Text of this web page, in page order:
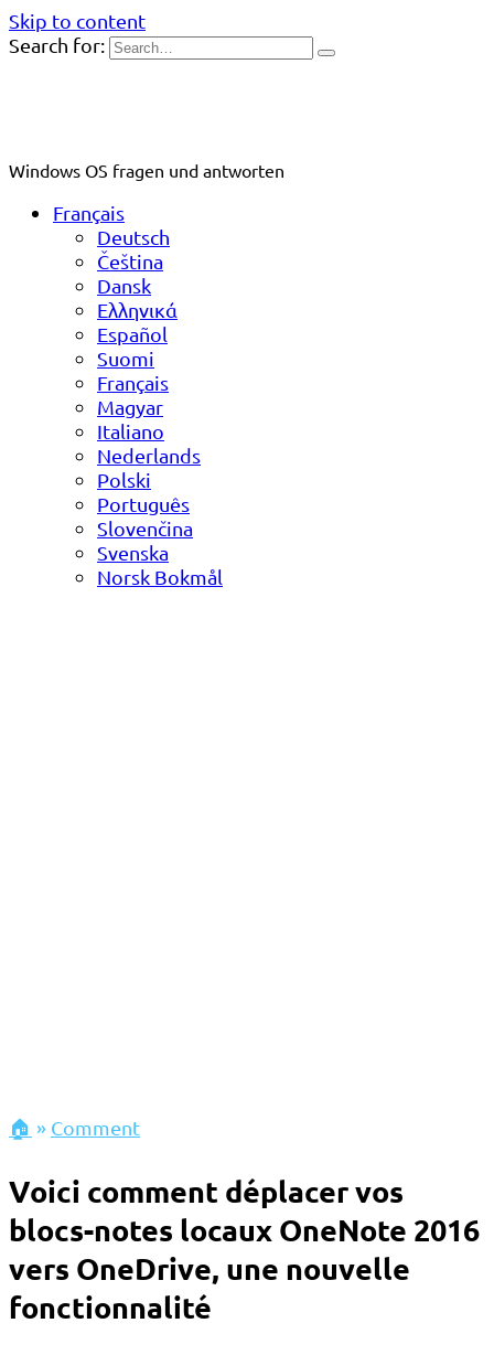
Skip to content
Search for:
Windows OS fragen und antworten
Français
Deutsch
Čeština
Dansk
Ελληνικά
Español
Suomi
Français
Magyar
Italiano
Nederlands
Polski
Português
Slovenčina
Svenska
Norsk Bokmål
🏠 » Comment
Voici comment déplacer vos
blocs-notes locaux OneNote 2016
vers OneDrive, une nouvelle
fonctionnalité